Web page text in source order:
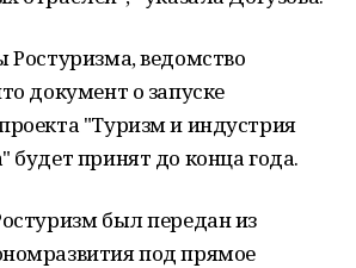
Ростуризма, ведомство
документ о запуске
"Туризм и индустрия
будет принят до конца года.
был передан из
под прямое